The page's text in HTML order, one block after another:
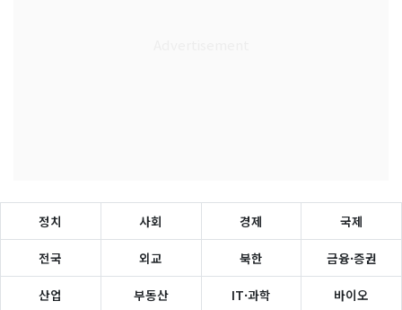
정치 사회 경제 국제
전국 외교 북한 금융·증권
산업 부동산 IT·과학 바이오